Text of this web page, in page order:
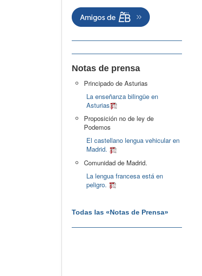
Notas de prensa
Principado de Asturias
La enseñanza bilingüe en
Asturias
Proposición no de ley de
Podemos
El castellano lengua vehicular en
Madrid.
Comunidad de Madrid.
La lengua francesa está en
peligro.
Todas las «Notas de Prensa»